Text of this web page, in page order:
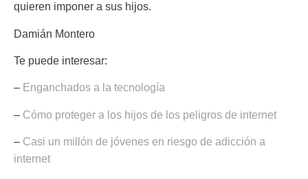
quieren imponer a sus hijos.
Damián Montero
Te puede interesar:
– Enganchados a la tecnología
– Cómo proteger a los hijos de los peligros de internet
– Casi un millón de jóvenes en riesgo de adicción a
internet